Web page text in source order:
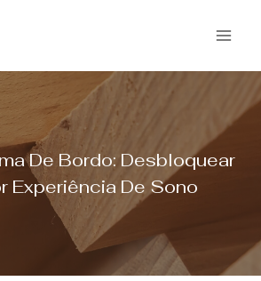
De Bordo: Desbloquear
Experiência De Sono